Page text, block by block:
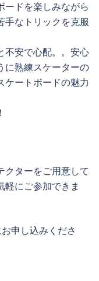
ードを楽しみながら
手なトリックを克服
不安で心配。。安心
に熟練スケーターの
ケートボードの魅力
クターをご用意して
軽にご参加できま
申し込みくださ